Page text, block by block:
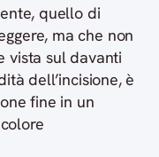
quello di
ma che non
vista sul davanti
dell’incisione, è
fine in un